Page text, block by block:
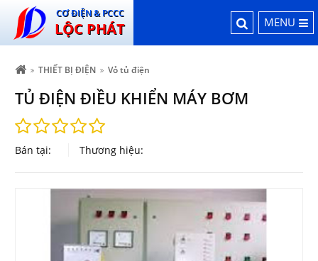
CƠ ĐIỆN & PCCC
LỘC PHÁT MENU
THIẾT BỊ ĐIỆN Vỏ tủ điện
TỦ ĐIỆN ĐIỀU KHIỂN MÁY BƠM
Bán tại: Thương hiệu: